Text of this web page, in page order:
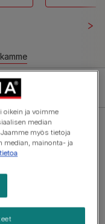
PROTECT™
oikein ja voimme
median
myös tietoja
median, mainonta- ja